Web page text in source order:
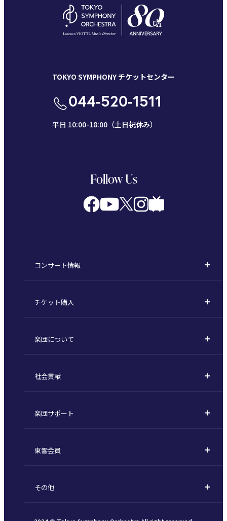
TOKYO SYMPHONY チケットセンター
044-520-1511
平日 10:00-18:00（土日祝休み）
Follow Us
コンサート情報
定期演奏会
東京オペラシティシリーズ
特別演奏会など
その他の公演
チケット購入
定期会員券 / セット券
1回券
楽団について
東京交響楽団とは
指揮者
東響コーラス
社会貢献
川崎市 - フランチャイズ
楽団サポート
ご芳名一覧
東響会員
その他